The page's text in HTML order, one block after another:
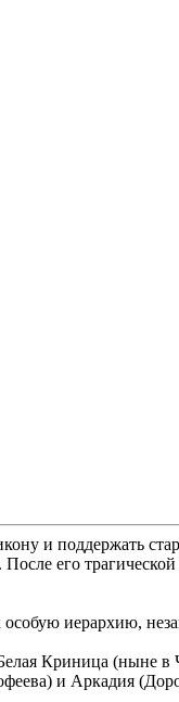
и поддержать
его
иерархию,
Криница (ныне
и Аркадия